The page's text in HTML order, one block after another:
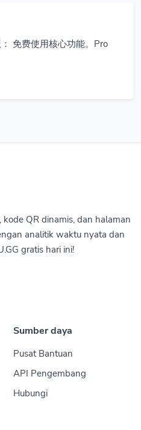
免费使用核心功能。Pro
QR dinamis, dan halaman
analitik waktu nyata dan
gratis hari ini!
Sumber daya
Pusat Bantuan
API Pengembang
Hubungi